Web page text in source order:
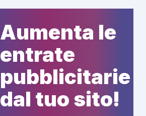
Aumenta le
entrate
pubblicitarie
dal tuo sito!